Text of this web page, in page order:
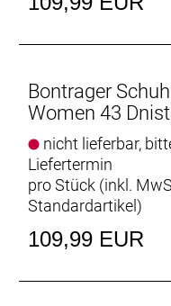
Bontrager
Women 43
nicht lieferbar,
Liefertermin
pro Stück (inkl.
Standardartikel)
109,99 EUR